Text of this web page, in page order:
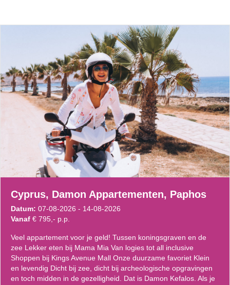
Cyprus, Damon Appartementen, Paphos
Datum: 07-08-2026 - 14-08-2026
Vanaf € 795,- p.p.
Veel appartement voor je geld! Tussen koningsgraven en de
zee Lekker eten bij Mama Mia Van logies tot all inclusive
Shoppen bij Kings Avenue Mall Onze duurzame favoriet Klein
en levendig Dicht bij zee, dicht bij archeologische opgravingen
en toch midden in de gezelligheid. Dat is Damon Kefalos. Als je